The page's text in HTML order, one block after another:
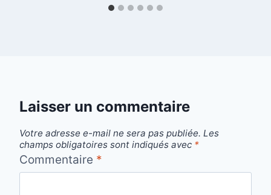
Laisser un commentaire
Votre adresse e-mail ne sera pas publiée. Les
champs obligatoires sont indiqués avec *
Commentaire *